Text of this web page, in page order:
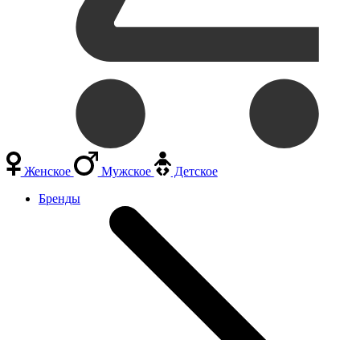
Женское Мужское
Детское
Бренды